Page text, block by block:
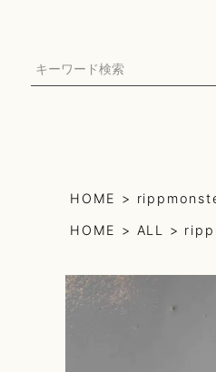
HOME
HOME ALL